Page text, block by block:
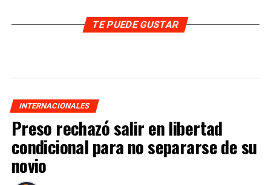
TE PUEDE GUSTAR
INTERNACIONALES
Preso rechazó salir en libertad
condicional para no separarse de su
novio